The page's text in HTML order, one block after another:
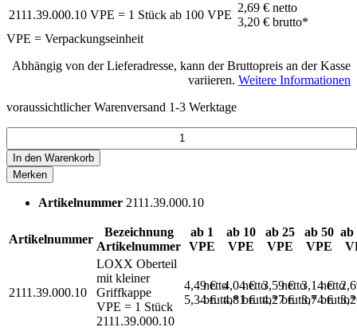
2111.39.000.10 VPE = 1 Stück ab 100 VPE
2,69 €netto
3,20 €brutto*
VPE = Verpackungseinheit
Abhängig von der Lieferadresse, kann der Bruttopreis an der Kasse
variieren. Weitere Informationen
voraussichtlicher Warenversand 1-3 Werktage
In den Warenkorb
Merken
Artikelnummer 2111.39.000.10
Artikelnummer
Bezeichnung
Artikelnummer
ab 1
VPE
ab 10
VPE
ab 25
VPE
ab 50
VPE
ab
2111.39.000.10
LOXX Oberteil
mit kleiner
Griffkappe
VPE = 1 Stück
2111.39.000.10
4,49 €
netto
5,34 €brutto*
4,04 €
netto
4,81 €brutto*
3,59 €
netto
4,27 €brutto*
3,14 €
netto
3,74 €brutto*